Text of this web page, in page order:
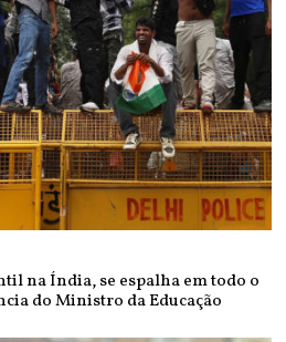
na Índia, se espalha em todo o
do Ministro da Educação